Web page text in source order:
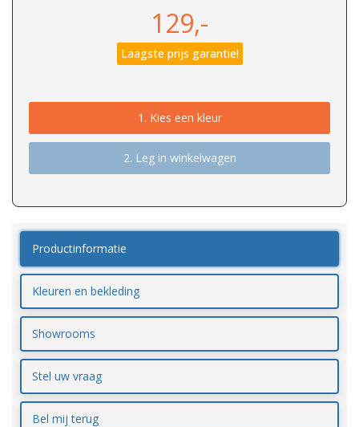
129,-
Laagste prijs garantie!
1. Kies een kleur
2. Leg in winkelwagen
Productinformatie
Kleuren en bekleding
Showrooms
Stel uw vraag
Bel mij terug